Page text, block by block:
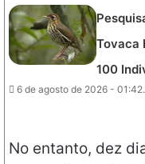
Tovaca
100
6 de agosto de 2026 - 01:42.
No entanto, dez